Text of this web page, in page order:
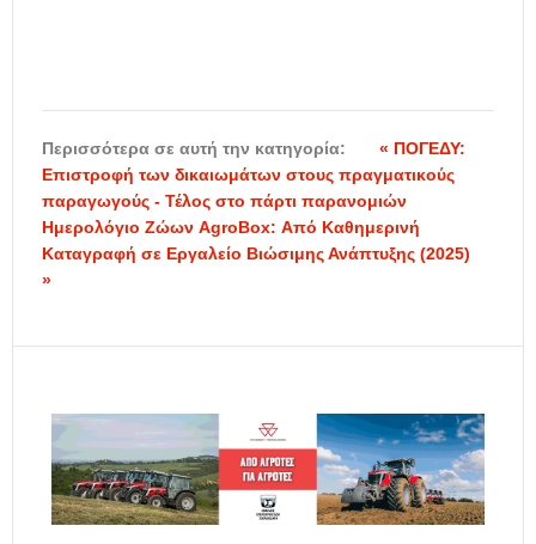
Περισσότερα σε αυτή την κατηγορία:
« ΠΟΓΕΔΥ:
Επιστροφή των δικαιωμάτων στους πραγματικούς
παραγωγούς - Τέλος στο πάρτι παρανομιών
Ημερολόγιο Ζώων AgroBox: Από Καθημερινή
Καταγραφή σε Εργαλείο Βιώσιμης Ανάπτυξης (2025)
»